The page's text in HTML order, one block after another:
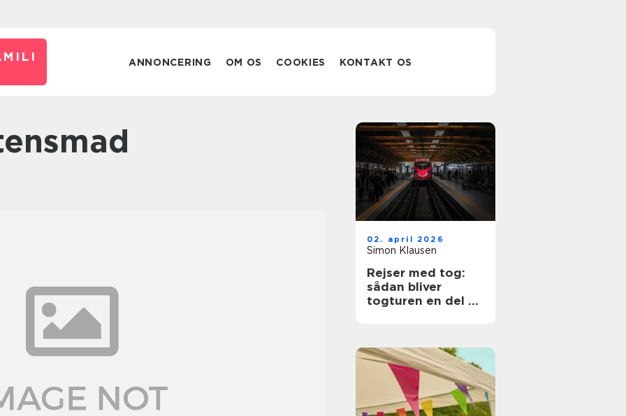
ANNONCERING OM OS COOKIES KONTAKT OS
02. april 2026
Simon Klausen
Rejser med tog:
sådan bliver
togturen en del af